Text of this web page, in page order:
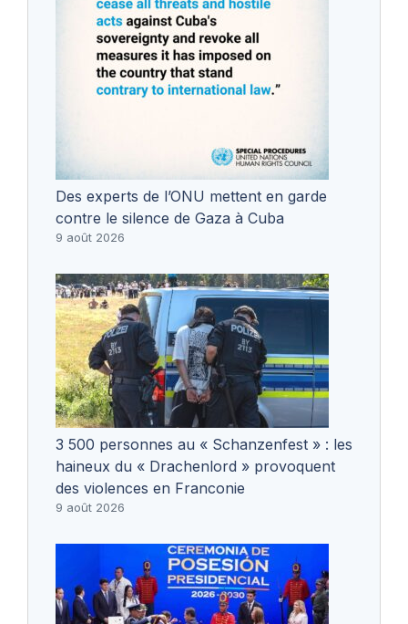
Des experts de l’ONU mettent en garde
contre le silence de Gaza à Cuba
9 août 2026
3 500 personnes au « Schanzenfest » : les
haineux du « Drachenlord » provoquent
des violences en Franconie
9 août 2026